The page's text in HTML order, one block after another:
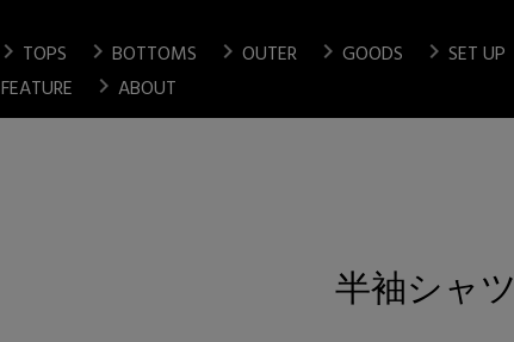
chevron_right TOPS chevron_right BOTTOMS chevron_right OUTER chevron_right GOODS chevron_right SET UP
FEATURE chevron_right ABOUT
半袖シャツ